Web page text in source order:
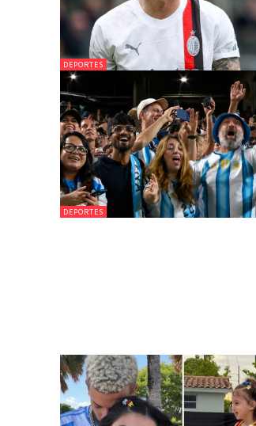
DEPORTES
DEPORTES